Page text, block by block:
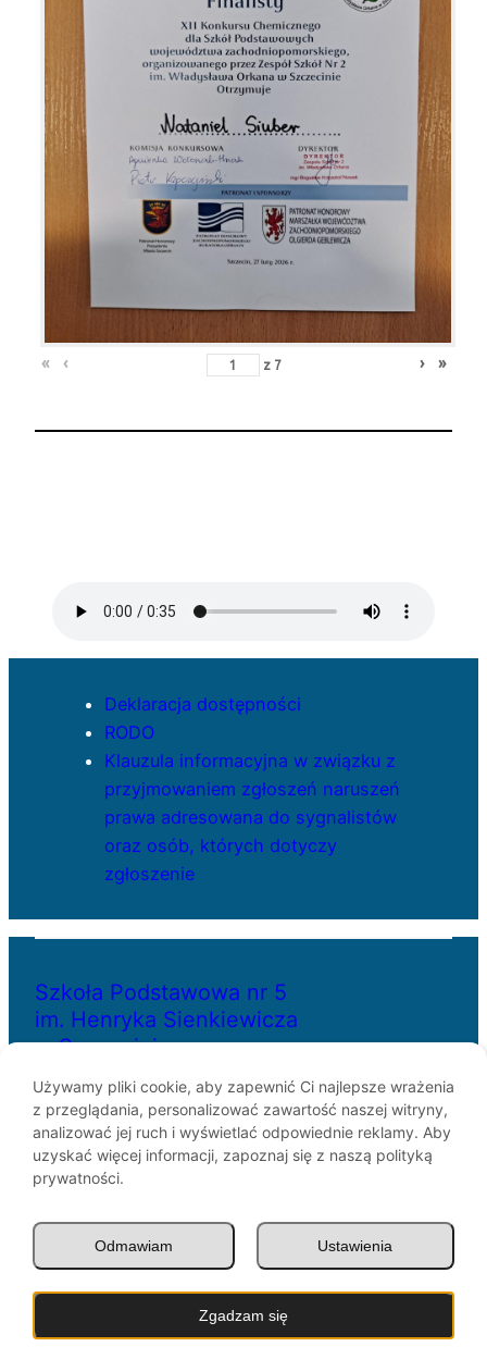
« ‹ z 7 › »
Deklaracja dostępności
RODO
Klauzula informacyjna w związku z
przyjmowaniem zgłoszeń naruszeń
prawa adresowana do sygnalistów
oraz osób, których dotyczy
zgłoszenie
Szkoła Podstawowa nr 5
im. Henryka Sienkiewicza
w Szczecinie
ul. Bł. Królowej Jadwigi 29
70-262 Szczecin
telefon: 91-433-30-07
e-mail: sp5@miasto.szczecin.pl
© SP5 Szczecin 1946 –2026
Używamy pliki cookie, aby zapewnić Ci najlepsze wrażenia
z przeglądania, personalizować zawartość naszej witryny,
analizować jej ruch i wyświetlać odpowiednie reklamy. Aby
uzyskać więcej informacji, zapoznaj się z naszą polityką
prywatności.
Zgadzam się
Ustawienia
Odmawiam